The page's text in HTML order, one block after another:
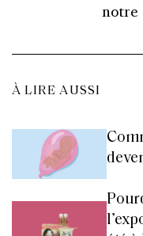
notre
À LIRE AUSSI